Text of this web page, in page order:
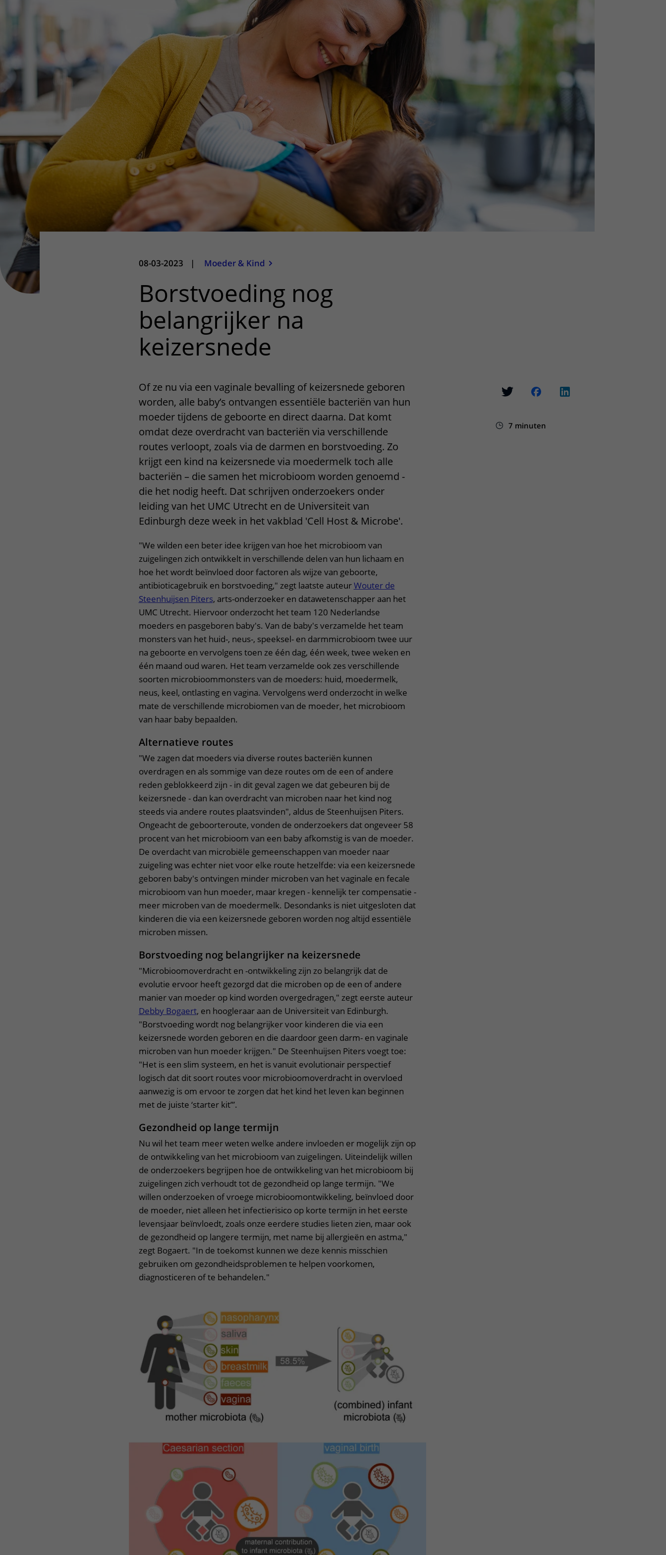
Wijzigen patiëntgegevens
Contact met verpleegafdeling
Het Wilhelmina
Kinderziekenhuis
08-03-2023 | Moeder & Kind
Borstvoeding nog
belangrijker na
keizersnede
7 minuten
Of ze nu via een vaginale bevalling of keizersnede geboren
worden, alle baby’s ontvangen essentiële bacteriën van hun
moeder tijdens de geboorte en direct daarna. Dat komt
omdat deze overdracht van bacteriën via verschillende
routes verloopt, zoals via de darmen en borstvoeding. Zo
krijgt een kind na keizersnede via moedermelk toch alle
bacteriën – die samen het microbioom worden genoemd -
die het nodig heeft. Dat schrijven onderzoekers onder
leiding van het UMC Utrecht en de Universiteit van
Edinburgh deze week in het vakblad 'Cell Host & Microbe'.
"We wilden een beter idee krijgen van hoe het microbioom van
zuigelingen zich ontwikkelt in verschillende delen van hun lichaam en
hoe het wordt beïnvloed door factoren als wijze van geboorte,
antibioticagebruik en borstvoeding," zegt laatste auteurWouter de
Steenhuijsen Piters, arts-onderzoeker en datawetenschapper aan het
UMC Utrecht. Hiervoor onderzocht het team 120 Nederlandse
moeders en pasgeboren baby's. Van de baby's verzamelde het team
monsters van het huid-, neus-, speeksel- en darmmicrobioom twee uur
na geboorte en vervolgens toen ze één dag, één week, twee weken en
één maand oud waren. Het team verzamelde ook zes verschillende
soorten microbioommonsters van de moeders: huid, moedermelk,
neus, keel, ontlasting en vagina. Vervolgens werd onderzocht in welke
mate de verschillende microbiomen van de moeder, het microbioom
van haar baby bepaalden.
Alternatieve routes
"We zagen dat moeders via diverse routes bacteriën kunnen
overdragen en als sommige van deze routes om de een of andere
reden geblokkeerd zijn - in dit geval zagen we dat gebeuren bij de
keizersnede - dan kan overdracht van microben naar het kind nog
steeds via andere routes plaatsvinden", aldus de Steenhuijsen Piters.
Ongeacht de geboorteroute, vonden de onderzoekers dat ongeveer 58
procent van het microbioom van een baby afkomstig is van de moeder.
De overdacht van microbiële gemeenschappen van moeder naar
zuigeling was echter niet voor elke route hetzelfde: via een keizersnede
geboren baby's ontvingen minder microben van het vaginale en fecale
microbioom van hun moeder, maar kregen - kennelijk ter compensatie -
meer microben van de moedermelk. Desondanks is niet uitgesloten dat
kinderen die via een keizersnede geboren worden nog altijd essentiële
microben missen.
Borstvoeding nog belangrijker na keizersnede
"Microbioomoverdracht en -ontwikkeling zijn zo belangrijk dat de
evolutie ervoor heeft gezorgd dat die microben op de een of andere
manier van moeder op kind worden overgedragen," zegt eerste auteur
Debby Bogaert, en hoogleraar aan de Universiteit van Edinburgh.
"Borstvoeding wordt nog belangrijker voor kinderen die via een
keizersnede worden geboren en die daardoor geen darm- en vaginale
microben van hun moeder krijgen." De Steenhuijsen Piters voegt toe:
"Het is een slim systeem, en het is vanuit evolutionair perspectief
logisch dat dit soort routes voor microbioomoverdracht in overvloed
aanwezig is om ervoor te zorgen dat het kind het leven kan beginnen
met de juiste ‘starter kit’”.
Gezondheid op lange termijn
Nu wil het team meer weten welke andere invloeden er mogelijk zijn op
de ontwikkeling van het microbioom van zuigelingen. Uiteindelijk willen
de onderzoekers begrijpen hoe de ontwikkeling van het microbioom bij
zuigelingen zich verhoudt tot de gezondheid op lange termijn. "We
willen onderzoeken of vroege microbioomontwikkeling, beïnvloed door
de moeder, niet alleen het infectierisico op korte termijn in het eerste
levensjaar beïnvloedt, zoals onze eerdere studies lieten zien, maar ook
de gezondheid op langere termijn, met name bij allergieën en astma,"
zegt Bogaert. "In de toekomst kunnen we deze kennis misschien
gebruiken om gezondheidsproblemen te helpen voorkomen,
diagnosticeren of te behandelen."